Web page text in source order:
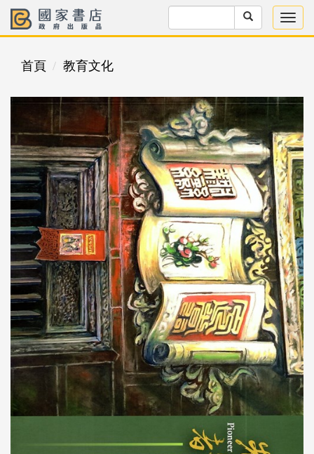
首頁 教育文化